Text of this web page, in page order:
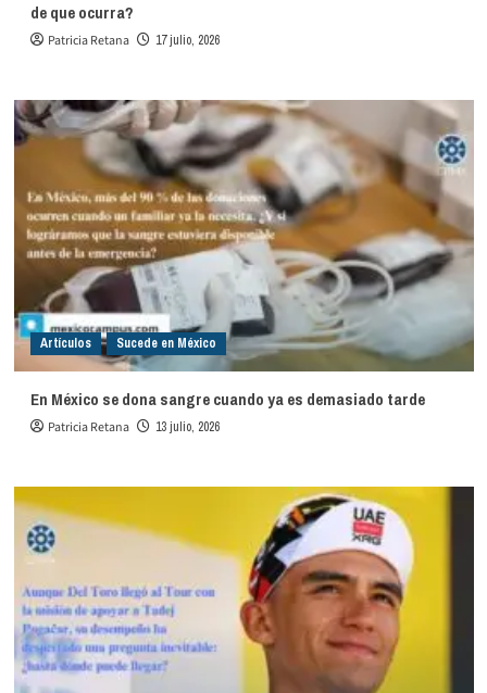
de que ocurra?
Patricia Retana 17 julio, 2026
Artículos Sucede en México
En México se dona sangre cuando ya es demasiado tarde
Patricia Retana 13 julio, 2026